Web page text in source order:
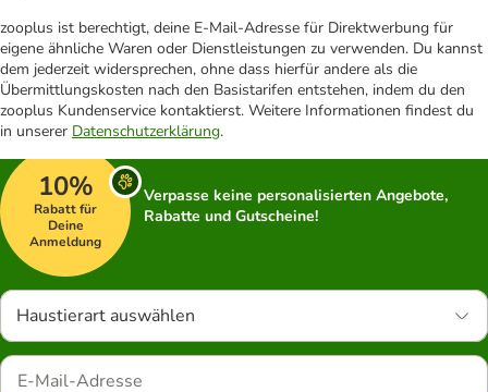
zooplus ist berechtigt, deine E-Mail-Adresse für Direktwerbung für
eigene ähnliche Waren oder Dienstleistungen zu verwenden. Du kannst
dem jederzeit widersprechen, ohne dass hierfür andere als die
Übermittlungskosten nach den Basistarifen entstehen, indem du den
zooplus Kundenservice kontaktierst. Weitere Informationen findest du
in unserer Datenschutzerklärung.
10%
Rabatt für
Deine
Anmeldung
Verpasse keine personalisierten Angebote,
Rabatte und Gutscheine!
Haustierart auswählen